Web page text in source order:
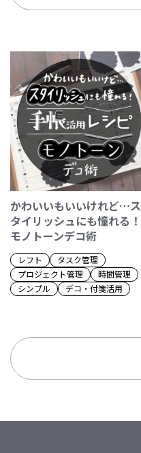
かわいいもいいけれど…ス
タイリッシュにも憧れる！
モノトーンデコ術
レフト
タスク管理
プロジェクト管理
時間管理
シンプル
デコ・付箋活用